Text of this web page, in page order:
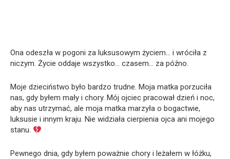
Ona odeszła w pogoni za luksusowym życiem… i wróciła z
niczym. Życie oddaje wszystko… czasem… za późno.
Moje dzieciństwo było bardzo trudne. Moja matka porzuciła
nas, gdy byłem mały i chory. Mój ojciec pracował dzień i noc,
aby nas utrzymać, ale moja matka marzyła o bogactwie,
luksusie i innym kraju. Nie widziała cierpienia ojca ani mojego
stanu.
Pewnego dnia, gdy byłem poważnie chory i leżałem w łóżku,